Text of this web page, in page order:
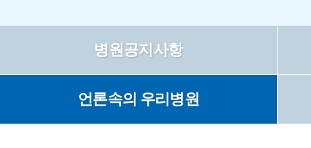
병원공지사항
언론속의 우리병원